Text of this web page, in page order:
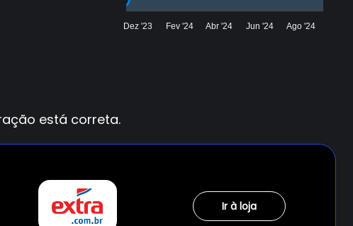
Dez '23 Fev '24 Abr '24 Jun '24 Ago '24
está correta.
Ir à loja